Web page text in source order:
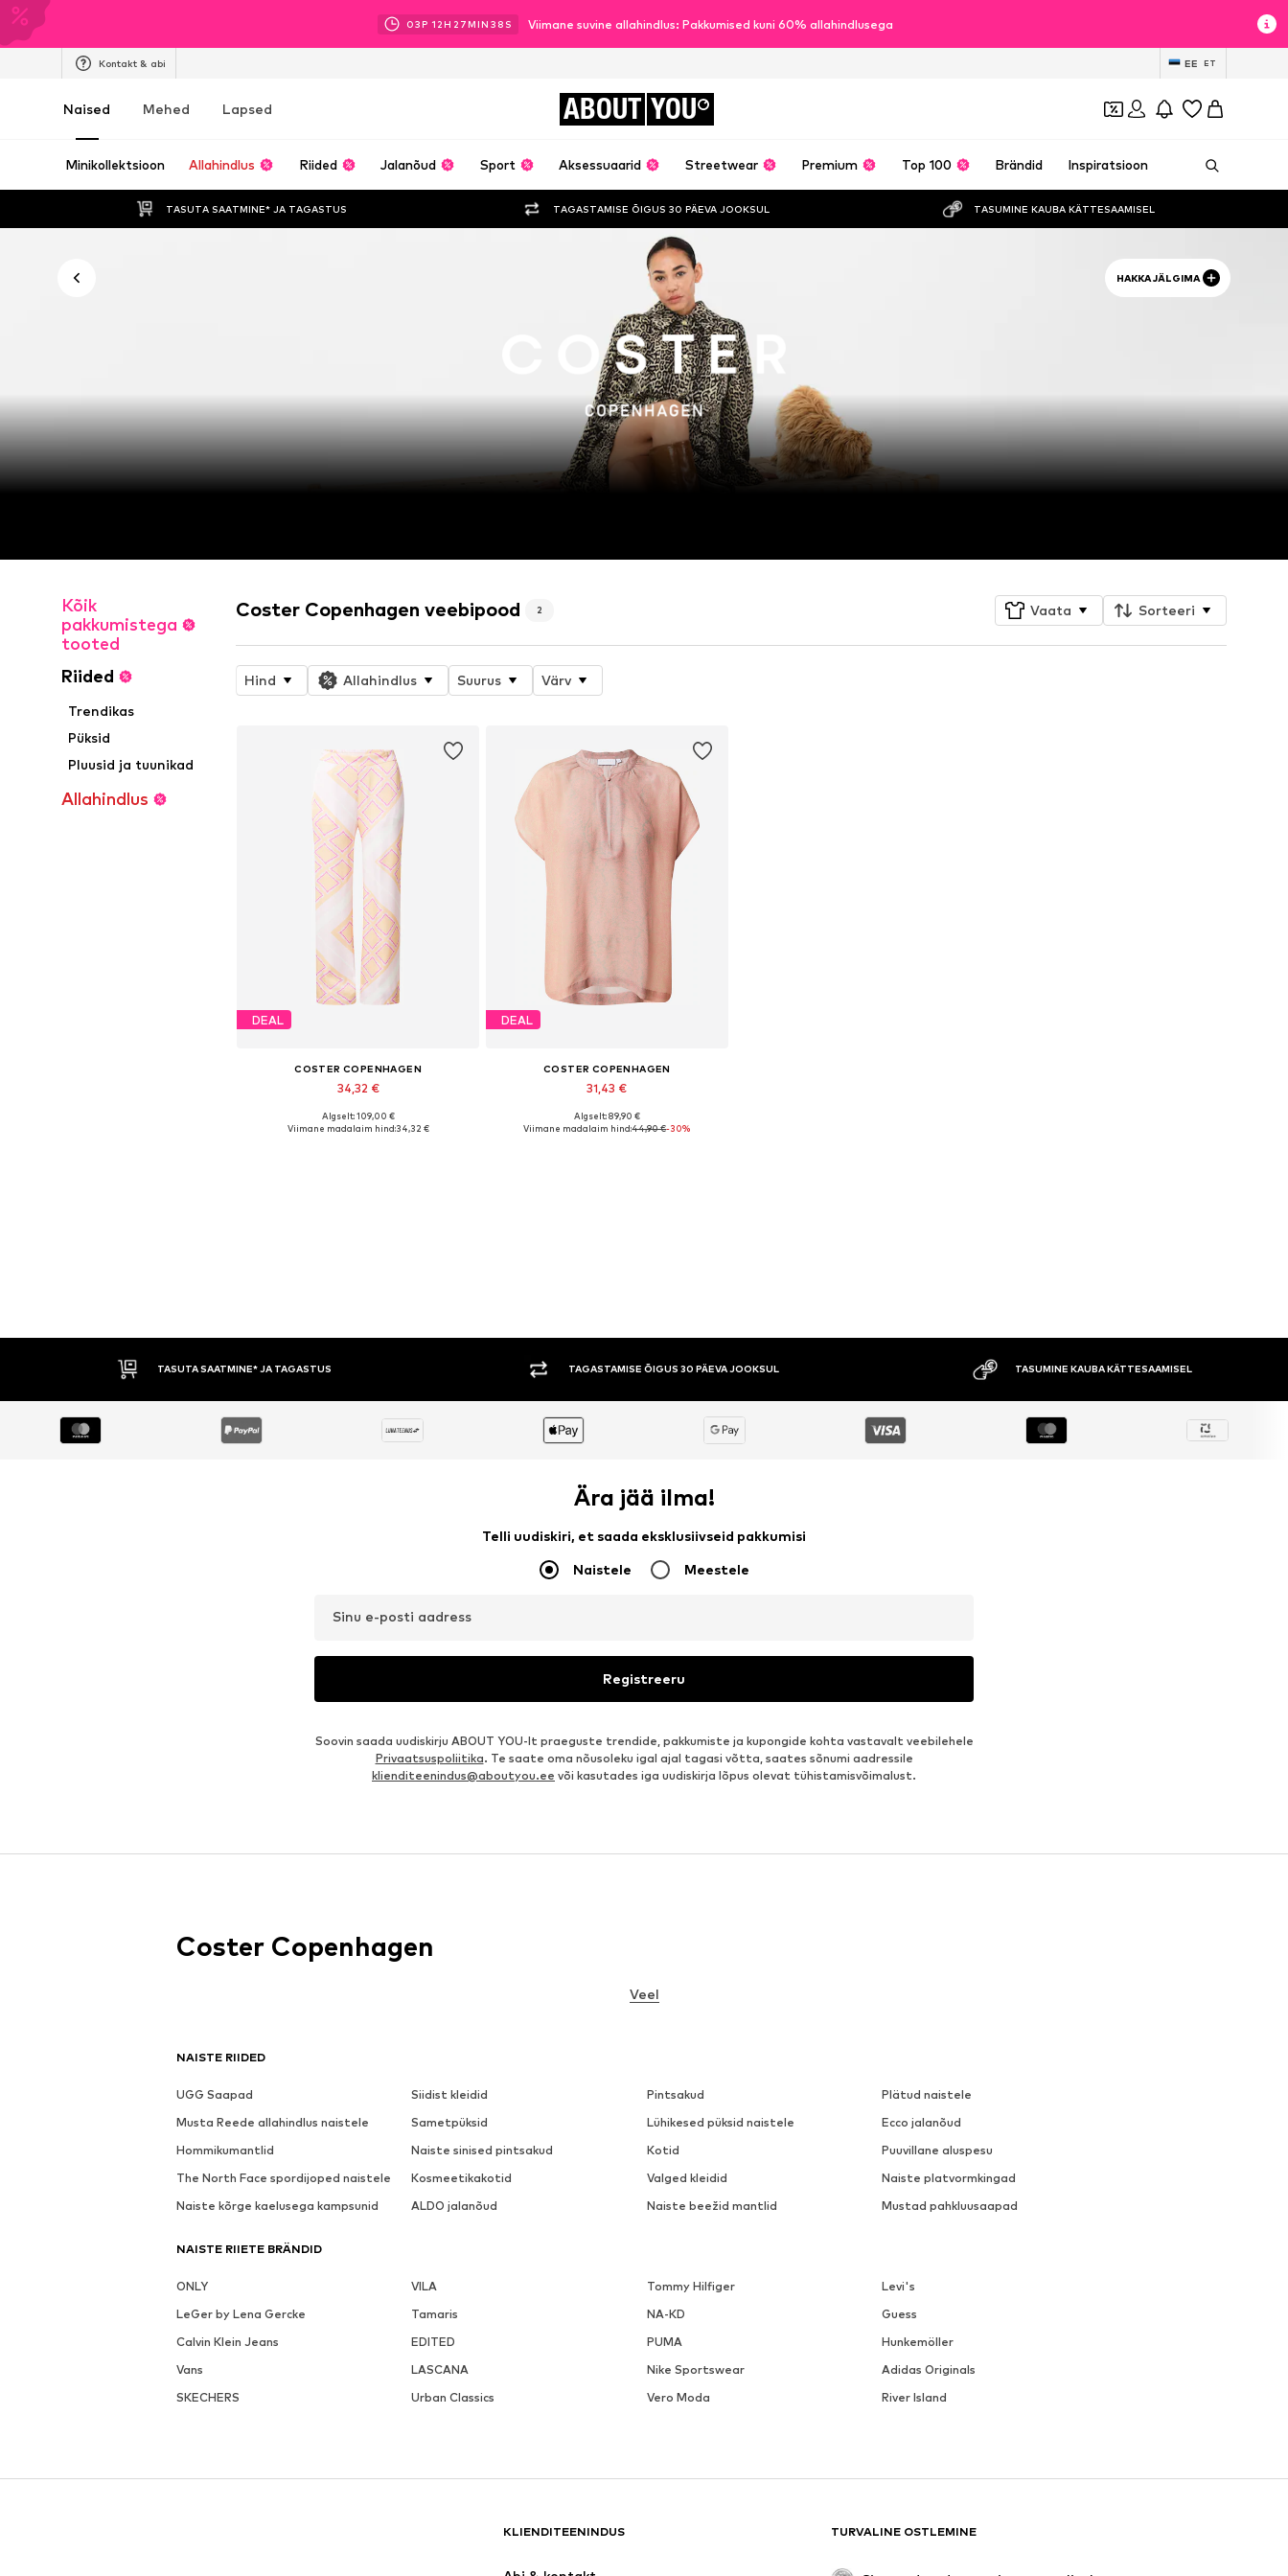
03P 12H 27MIN 37 S Viimane suvine allahindlus: Pakkumised kuni 60% allahindlusega
Kontakt & abi EE ET
Naised Mehed Lapsed ABOUT YOU
Minikollektsioon Allahindlus Riided Jalanõud Sport Aksessuaarid Streetwear Premium Top 100 Brändid Inspiratsioon
TASUTA SAATMINE* JA TAGASTUS TAGASTAMISE ÕIGUS 30 PÄEVA JOOKSUL TASUMINE KAUBA KÄTTESAAMISEL
HAKKA JÄLGIMA
Kõik
pakkumistega
tooted
Riided
Trendikas
Püksid
Pluusid ja tuunikad
Allahindlus
Coster Copenhagen veebipood 2 Vaata Sorteeri
Hind Allahindlus Suurus Värv
DEAL
COSTER COPENHAGEN
34,32 €
Saadaolevad suurused: 34
Algselt: 109,00 €
Viimane madalaim hind:34,32 €
DEAL
COSTER COPENHAGEN
31,43 €
Saadaolevad suurused: XS
Algselt: 89,90 €
Viimane madalaim hind:44,90 €-30%
TASUTA SAATMINE* JA TAGASTUS TAGASTAMISE ÕIGUS 30 PÄEVA JOOKSUL TASUMINE KAUBA KÄTTESAAMISEL
Ära jää ilma!
Telli uudiskiri, et saada eksklusiivseid pakkumisi
Naistele Meestele
Sinu e-posti aadress
Registreeru
Soovin saada uudiskirju ABOUT YOU-lt praeguste trendide, pakkumiste ja kupongide kohta vastavalt veebilehele
Privaatsuspoliitika. Te saate oma nõusoleku igal ajal tagasi võtta, saates sõnumi aadressile
klienditeenindus@aboutyou.ee või kasutades iga uudiskirja lõpus olevat tühistamisvõimalust.
NAISTE RIIDED
UGG Saapad Siidist kleidid Pintsakud
Plätud naistele
Musta Reede allahindlus naistele
Sametpüksid Lühikesed püksid naistele
Ecco jalanõud
Hommikumantlid
Naiste sinised pintsakud Kotid
Puuvillane aluspesu
The North Face spordijoped naistele
Kosmeetikakotid Valged kleidid
Naiste platvormkingad
Naiste kõrge kaelusega kampsunid
ALDO jalanõud Naiste beežid mantlid Mustad pahkluusaapad
NAISTE RIIETE BRÄNDID
ONLY VILA Tommy Hilfiger
Levi's
LeGer by Lena Gercke
Tamaris NA-KD
Guess
Calvin Klein Jeans
EDITED PUMA
Hunkemöller
Vans
LASCANA Nike Sportswear
Adidas Originals
SKECHERS
Urban Classics Vero Moda River Island
KLIENDITEENINDUS TURVALINE OSTLEMINE
Coster Copenhagen
Veel